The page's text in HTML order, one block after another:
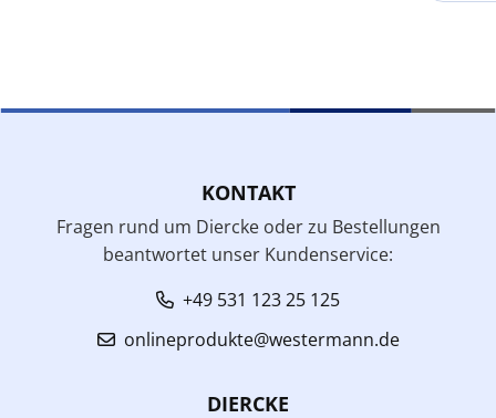
KONTAKT
Fragen rund um Diercke oder zu Bestellungen
beantwortet unser Kundenservice:
+49 531 123 25 125
onlineprodukte@westermann.de
DIERCKE